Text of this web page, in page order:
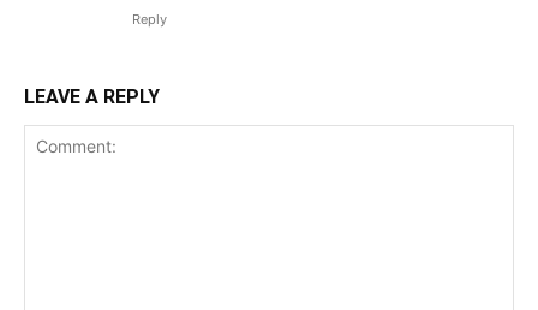
Reply
LEAVE A REPLY